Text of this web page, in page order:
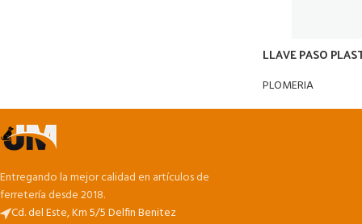
LLAVE PASO
PLOMERIA
Entregando la mejor calidad en artículos de
ferretería desde 2018.
Cd. del Este, Km 5/5 Delfin Benitez